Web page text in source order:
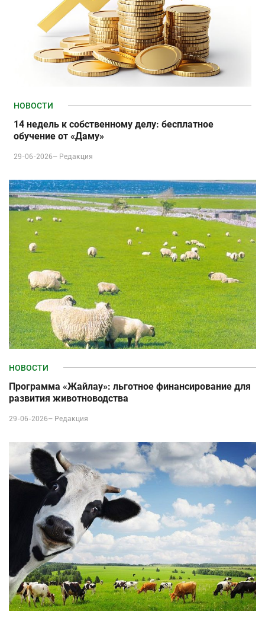
НОВОСТИ
14 недель к собственному делу: бесплатное
обучение от «Даму»
29-06-2026– Редакция
НОВОСТИ
Программа «Жайлау»: льготное финансирование для
развития животноводства
29-06-2026– Редакция